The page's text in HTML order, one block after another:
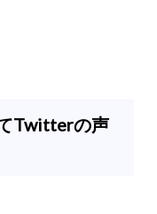
Twitterの声